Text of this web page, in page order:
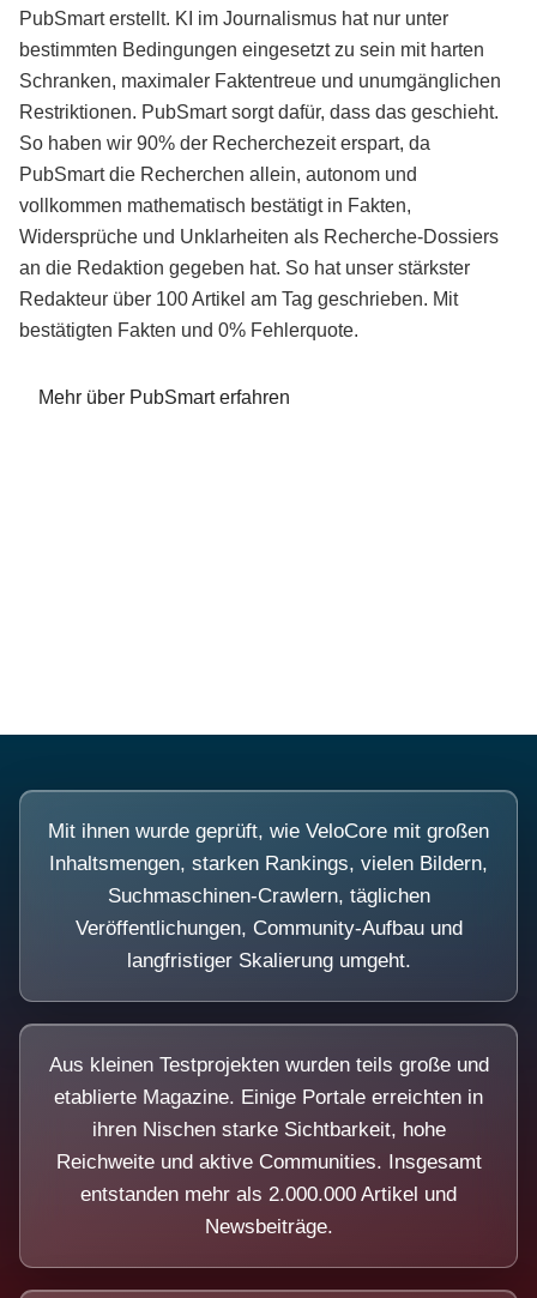
PubSmart erstellt. KI im Journalismus hat nur unter
bestimmten Bedingungen eingesetzt zu sein mit harten
Schranken, maximaler Faktentreue und unumgänglichen
Restriktionen. PubSmart sorgt dafür, dass das geschieht.
So haben wir 90% der Recherchezeit erspart, da
PubSmart die Recherchen allein, autonom und
vollkommen mathematisch bestätigt in Fakten,
Widersprüche und Unklarheiten als Recherche-Dossiers
an die Redaktion gegeben hat. So hat unser stärkster
Redakteur über 100 Artikel am Tag geschrieben. Mit
bestätigten Fakten und 0% Fehlerquote.
Mehr über PubSmart erfahren
Mit ihnen wurde geprüft, wie VeloCore mit großen
Inhaltsmengen, starken Rankings, vielen Bildern,
Suchmaschinen-Crawlern, täglichen
Veröffentlichungen, Community-Aufbau und
langfristiger Skalierung umgeht.
Aus kleinen Testprojekten wurden teils große und
etablierte Magazine. Einige Portale erreichten in
ihren Nischen starke Sichtbarkeit, hohe
Reichweite und aktive Communities. Insgesamt
entstanden mehr als 2.000.000 Artikel und
Newsbeiträge.